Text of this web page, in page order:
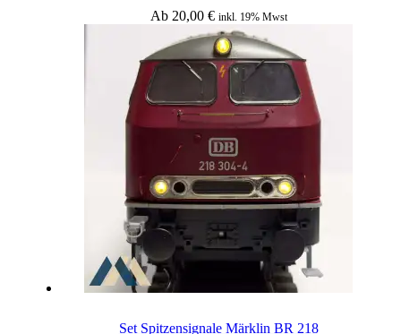
Ab 20,00 € inkl. 19% Mwst
Set Spitzensignale Märklin BR 218